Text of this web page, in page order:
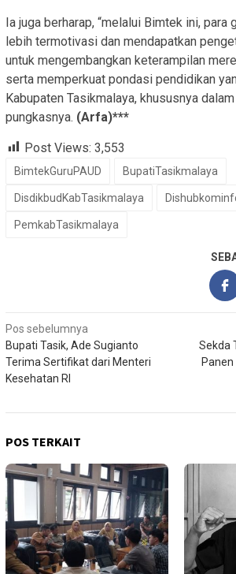
Ia juga berharap, “melalui Bimtek ini, para
lebih termotivasi dan mendapatkan
untuk mengembangkan keterampilan
serta memperkuat pondasi pendidikan
Kabupaten Tasikmalaya, khususnya dalam
pungkasnya. (Arfa)***
Post Views: 3,553
BimtekGuruPAUD BupatiTasikmalaya
DisdikbudKabTasikmalaya
PemkabTasikmalaya
Navigasi
pos
Pos sebelumnya
Bupati Tasik, Ade Sugianto
Terima Sertifikat dari Menteri
Kesehatan RI
Sekda
POS TERKAIT